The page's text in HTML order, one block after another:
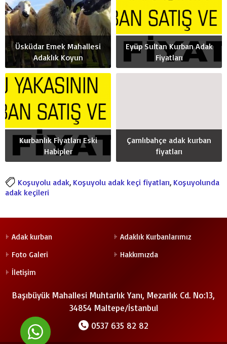
Üsküdar Emek Mahallesi
Adaklık Koyun
Eyüp Sultan Kurban Adak
Fiyatları
Kurbanlık Fiyatları Eski
Habipler
Çamlıbahçe adak kurban
fiyatları
Koşuyolu adak, Koşuyolu adak keçi fiyatları, Koşuyolunda
adak keçileri
Adak kurban
Adaklık Kurbanlarımız
Foto Galeri
Hakkımızda
İletişim
Başıbüyük Mahallesi Muhtarlık Yanı, Mezarlık Cd. No:13,
34854 Maltepe/İstanbul
0537 635 82 82